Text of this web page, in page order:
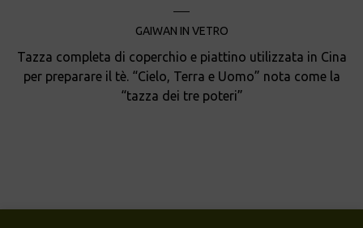
GAIWAN IN VETRO
Tazza completa di coperchio e piattino utilizzata in Cina
per preparare il tè. “Cielo, Terra e Uomo” nota come la
“tazza dei tre poteri”